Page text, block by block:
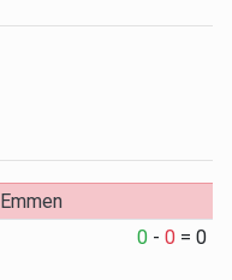
Emmen
0 -0 =0